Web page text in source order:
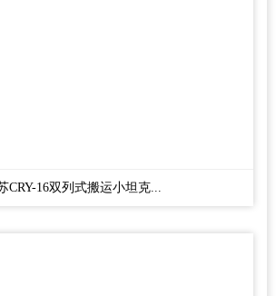
CRY-16双列式搬运小坦克...